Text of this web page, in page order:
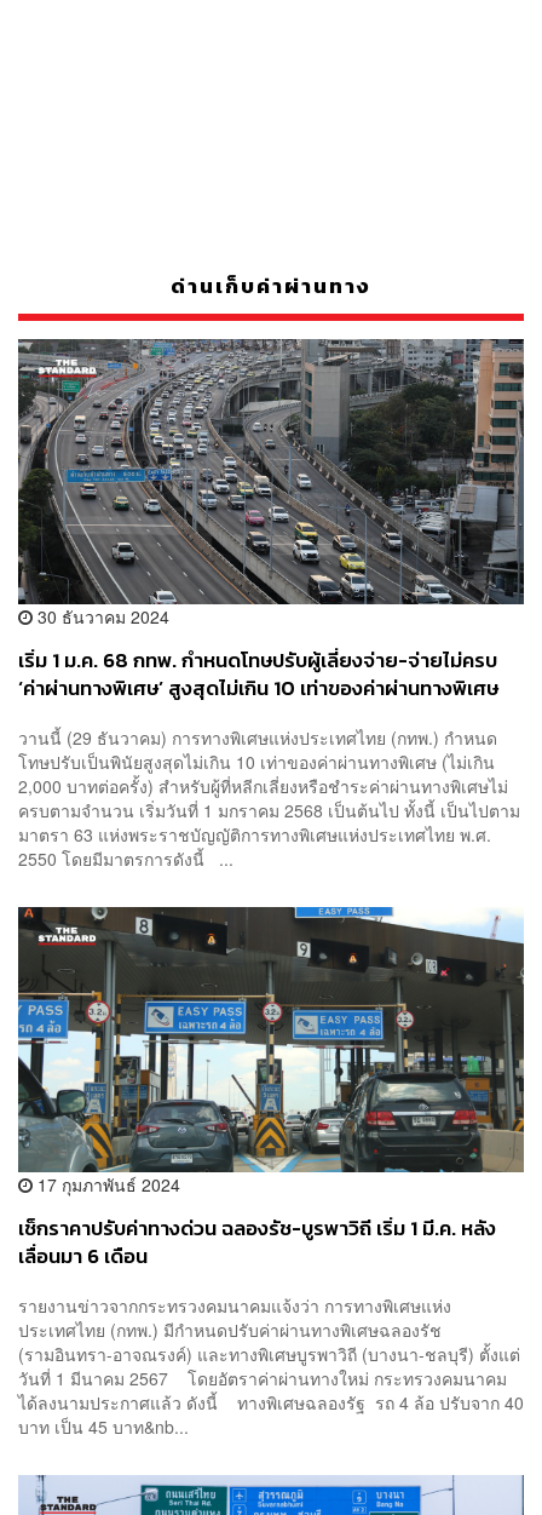
ด่านเก็บค่าผ่านทาง
30 ธันวาคม 2024
เริ่ม 1 ม.ค. 68 กทพ. กำหนดโทษปรับผู้เลี่ยงจ่าย-จ่ายไม่ครบ
‘ค่าผ่านทางพิเศษ’ สูงสุดไม่เกิน 10 เท่าของค่าผ่านทางพิเศษ
วานนี้ (29 ธันวาคม) การทางพิเศษแห่งประเทศไทย (กทพ.) กำหนด
โทษปรับเป็นพินัยสูงสุดไม่เกิน 10 เท่าของค่าผ่านทางพิเศษ (ไม่เกิน
2,000 บาทต่อครั้ง) สำหรับผู้ที่หลีกเลี่ยงหรือชำระค่าผ่านทางพิเศษไม่
ครบตามจำนวน เริ่มวันที่ 1 มกราคม 2568 เป็นต้นไป ทั้งนี้ เป็นไปตาม
มาตรา 63 แห่งพระราชบัญญัติการทางพิเศษแห่งประเทศไทย พ.ศ.
2550 โดยมีมาตรการดังนี้ ...
17 กุมภาพันธ์ 2024
เช็กราคาปรับค่าทางด่วน ฉลองรัช-บูรพาวิถี เริ่ม 1 มี.ค. หลัง
เลื่อนมา 6 เดือน
รายงานข่าวจากกระทรวงคมนาคมแจ้งว่า การทางพิเศษแห่ง
ประเทศไทย (กทพ.) มีกำหนดปรับค่าผ่านทางพิเศษฉลองรัช
(รามอินทรา-อาจณรงค์) และทางพิเศษบูรพาวิถี (บางนา-ชลบุรี) ตั้งแต่
วันที่ 1 มีนาคม 2567 โดยอัตราค่าผ่านทางใหม่ กระทรวงคมนาคม
ได้ลงนามประกาศแล้ว ดังนี้ ทางพิเศษฉลองรัฐ รถ 4 ล้อ ปรับจาก 40
บาท เป็น 45 บาท&nb...